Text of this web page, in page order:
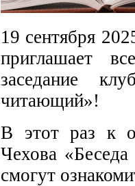
19 сентября
приглашает
заседание
читающий»!
В этот раз к
Чехова
смогут